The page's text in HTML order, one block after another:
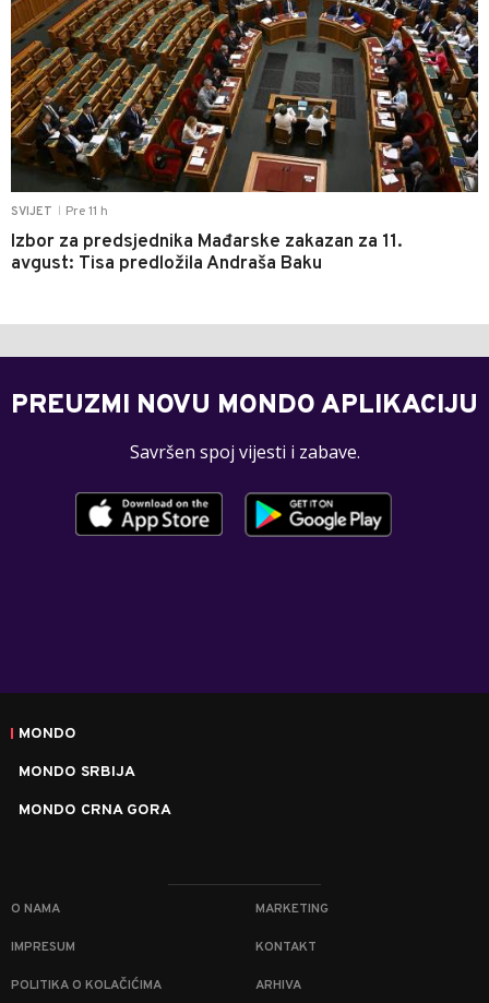
SVIJET Pre 11 h
Izbor za predsjednika Mađarske zakazan za 11.
avgust: Tisa predložila Andraša Baku
PREUZMI NOVU MONDO APLIKACIJU
Savršen spoj vijesti i zabave.
MONDO
MONDO SRBIJA
MONDO CRNA GORA
O NAMA MARKETING
IMPRESUM KONTAKT
POLITIKA O KOLAČIĆIMA ARHIVA